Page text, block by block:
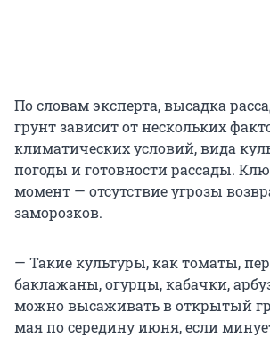
По словам эксперта, высадка
грунт зависит от нескольких
климатических условий, вида
погоды и готовности рассады.
момент — отсутствие угрозы
заморозков.
— Такие культуры, как томаты,
баклажаны, огурцы, кабачки,
можно высаживать в открытый
мая по середину июня, если